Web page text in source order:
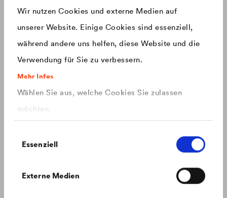
Wir nutzen Cookies und externe Medien auf
unserer Website. Einige Cookies sind essenziell,
während andere uns helfen, diese Website und die
Verwendung für Sie zu verbessern.
Mehr Infos
Wählen Sie aus, welche Cookies Sie zulassen
möchten.
Essenziell
Externe Medien
China chinese
Czech Republic čeština
Deutschland deutsch
Produkte mit einem neuen Design ausgestattet.